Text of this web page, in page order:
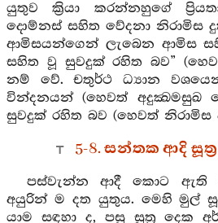
යුතුව ක්‍රියා කරන්නහුගේ
දොම්නස් සහිත වේදනා නිරාමිස
ආමිසයන්ගෙන් ලැබෙන ආමිස
සහිත වූ සුවදුක් රහිත බව”
නම් වේ. චතුර්ථ ධ්‍යාන
වින්දනයන් (හෙවත් අදුක්‍ඛමසුඛ
සුවදුක් රහිත බව (හෙවත් නිරාමිස
5-8. සන්තක ආදි
පස්වැන්න ආදී කොට ඇති
අයුරින් ම දත යුතුය. මෙහි මුල්
යාම සඳහා ද, පසු සූත්‍ර දෙක